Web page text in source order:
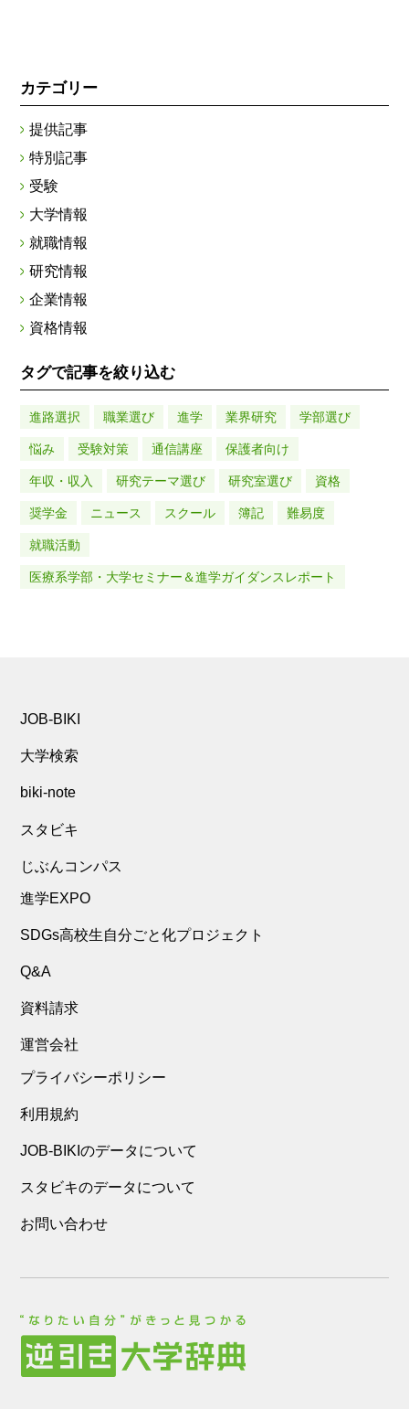
カテゴリー
提供記事
特別記事
受験
大学情報
就職情報
研究情報
企業情報
資格情報
タグで記事を絞り込む
進路選択 職業選び 進学 業界研究 学部選び
悩み 受験対策 通信講座 保護者向け
年収・収入 研究テーマ選び 研究室選び 資格
奨学金 ニュース スクール 簿記 難易度
就職活動
医療系学部・大学セミナー＆進学ガイダンスレポート
JOB-BIKI
大学検索
biki-note
スタビキ
じぶんコンパス
進学EXPO
SDGs高校生自分ごと化プロジェクト
Q&A
資料請求
運営会社
プライバシーポリシー
利用規約
JOB-BIKIのデータについて
スタビキのデータについて
お問い合わせ